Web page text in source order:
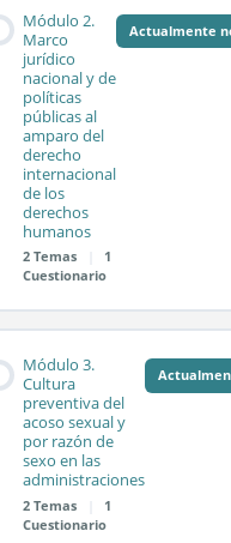
Módulo
Sesión síncrona 1.1
Sesión síncrona 1.2
Test módulo 1
Módulo 2.
Marco
jurídico
nacional y de
políticas
públicas al
amparo del
derecho
internacional
de los
derechos
humanos
2 Temas
1
Cuestionario
Actualmente
Módulo
Sesión síncrona 2.1
Sesión síncrona 2.2
Módulo 3.
Cultura
preventiva del
acoso sexual y
por razón de
sexo en las
administraciones
2 Temas
1
Cuestionario